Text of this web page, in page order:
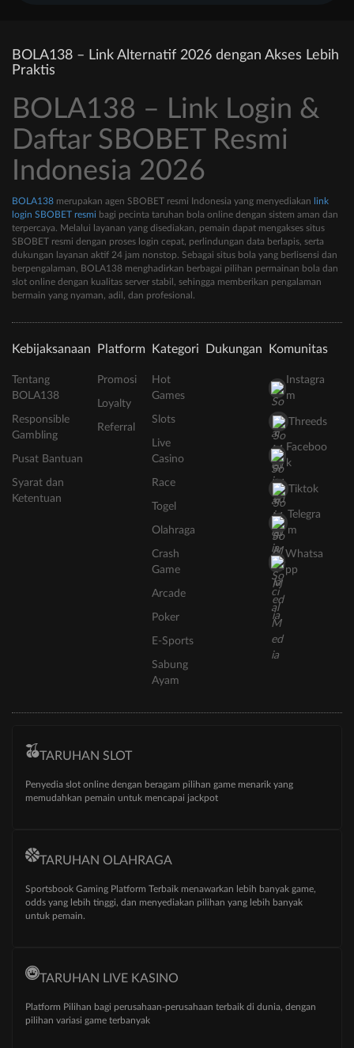
BOLA138 – Link Alternatif 2026 dengan Akses Lebih
Praktis
BOLA138 – Link Login &
Daftar SBOBET Resmi
Indonesia 2026
BOLA138 merupakan agen SBOBET resmi Indonesia yang menyediakan link
login SBOBET resmi bagi pecinta taruhan bola online dengan sistem aman dan
terpercaya. Melalui layanan yang disediakan, pemain dapat mengakses situs
SBOBET resmi dengan proses login cepat, perlindungan data berlapis, serta
dukungan layanan aktif 24 jam nonstop. Sebagai situs bola yang berlisensi dan
berpengalaman, BOLA138 menghadirkan berbagai pilihan permainan bola dan
slot online dengan kualitas server stabil, sehingga memberikan pengalaman
bermain yang nyaman, adil, dan profesional.
Kebijaksanaan
Tentang
BOLA138
Responsible
Gambling
Pusat Bantuan
Syarat dan
Ketentuan
Platform
Promosi
Loyalty
Referral
Kategori
Hot
Games
Slots
Live
Casino
Race
Togel
Olahraga
Crash
Game
Arcade
Poker
E-Sports
Sabung
Ayam
Dukungan Komunitas
Instagra
m
Threeds
Faceboo
k
Tiktok
Telegra
m
Whatsa
pp
TARUHAN SLOT
Penyedia slot online dengan beragam pilihan game menarik yang
memudahkan pemain untuk mencapai jackpot
TARUHAN OLAHRAGA
Sportsbook Gaming Platform Terbaik menawarkan lebih banyak game,
odds yang lebih tinggi, dan menyediakan pilihan yang lebih banyak
untuk pemain.
TARUHAN LIVE KASINO
Platform Pilihan bagi perusahaan-perusahaan terbaik di dunia, dengan
pilihan variasi game terbanyak